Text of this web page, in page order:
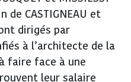
CASTIGNEAU et
dirigés par
à l’architecte de la
faire face à une
leur salaire